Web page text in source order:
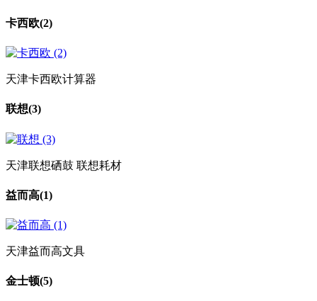
卡西欧(2)
天津卡西欧计算器
联想(3)
天津联想硒鼓 联想耗材
益而高(1)
天津益而高文具
金士顿(5)